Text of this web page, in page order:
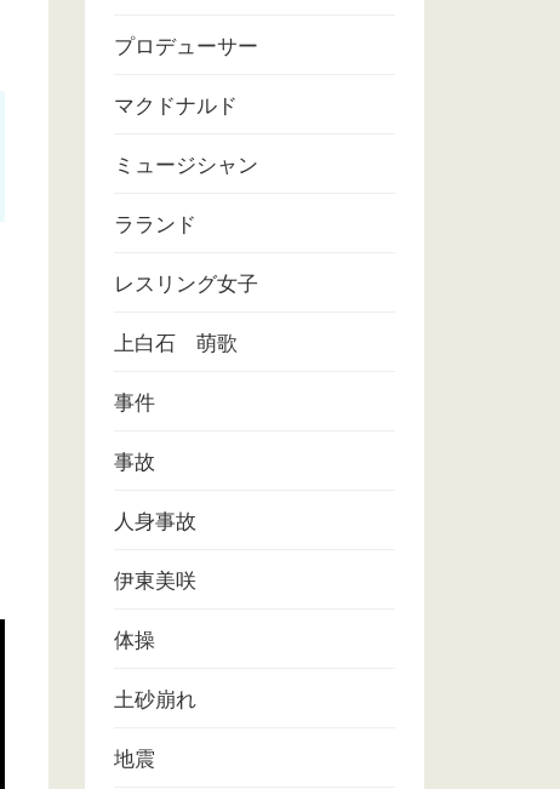
プロデューサー
マクドナルド
ミュージシャン
ラランド
レスリング女子
上白石 萌歌
事件
事故
人身事故
伊東美咲
体操
土砂崩れ
地震